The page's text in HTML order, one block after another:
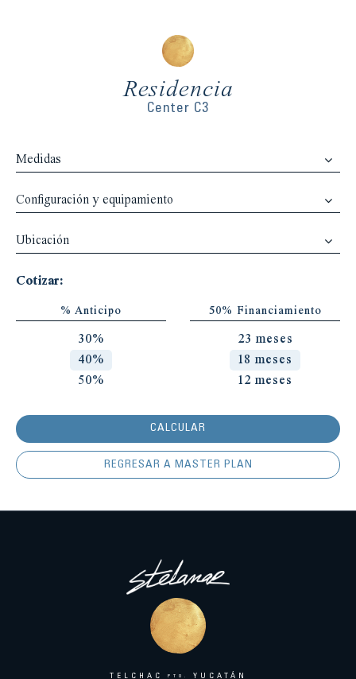
Residencia
Center C3
Medidas
Configuración y equipamiento
Ubicación
Cotizar:
% Anticipo
30%
40%
50%
50% Financiamiento
23 meses
18 meses
12 meses
CALCULAR
REGRESAR A MASTER PLAN
TELCHAC PTO. YUCATÁN